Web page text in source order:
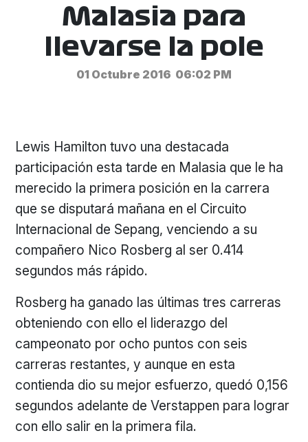
Malasia para
llevarse la pole
01 Octubre 2016 06:02 PM
Lewis Hamilton tuvo una destacada
participación esta tarde en Malasia que le ha
merecido la primera posición en la carrera
que se disputará mañana en el Circuito
Internacional de Sepang, venciendo a su
compañero Nico Rosberg al ser 0.414
segundos más rápido.
Rosberg ha ganado las últimas tres carreras
obteniendo con ello el liderazgo del
campeonato por ocho puntos con seis
carreras restantes, y aunque en esta
contienda dio su mejor esfuerzo, quedó 0,156
segundos adelante de Verstappen para lograr
con ello salir en la primera fila.